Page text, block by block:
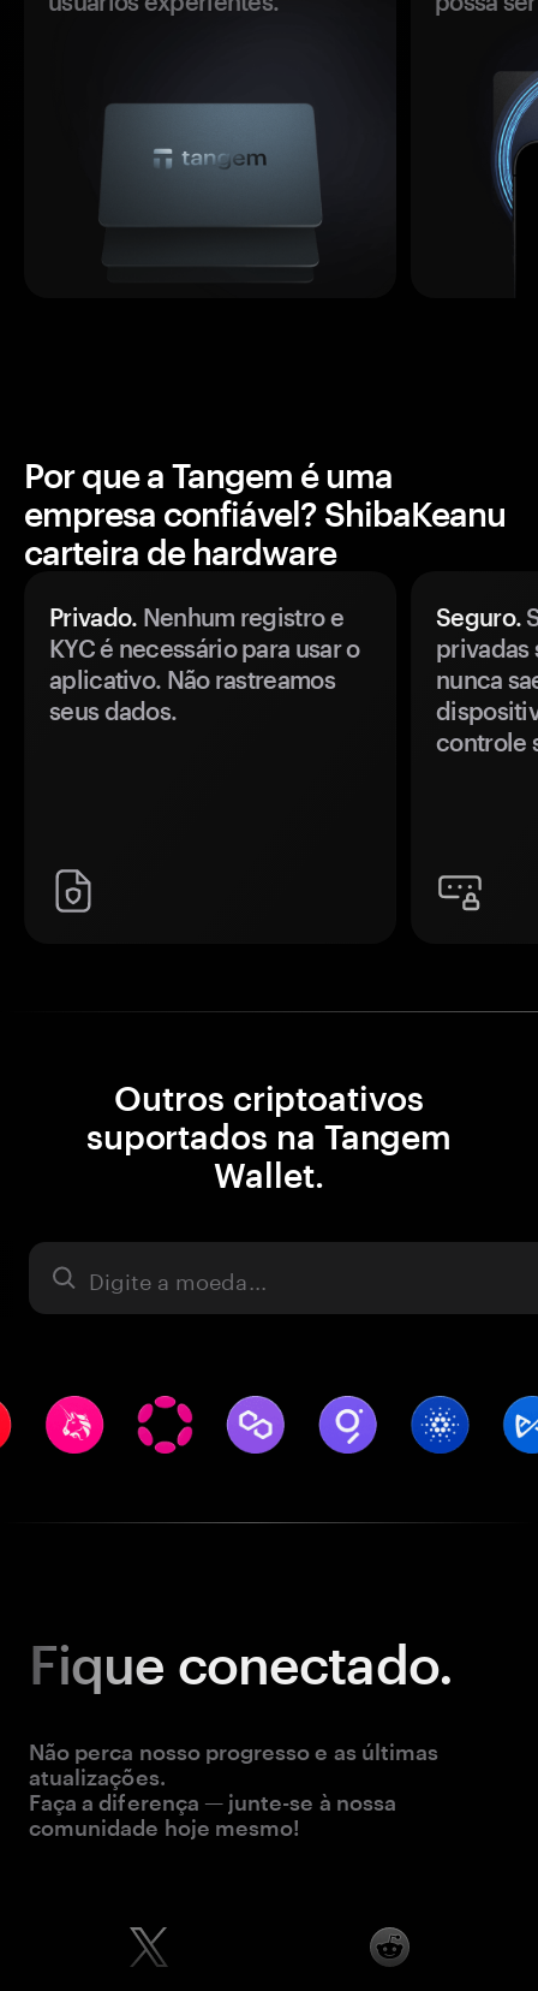
Por que a Tangem é uma
empresa confiável? ShibaKeanu
carteira de hardware
Privado. Nenhum registro e
KYC é necessário para usar o
aplicativo. Não rastreamos
seus dados.
Seguro.
privadas
nunca
controle
Outros criptoativos
suportados na Tangem
Wallet.
Ativo
Fique conectado.
Não perca nosso progresso e as últimas
atualizações.
Faça a diferença — junte-se à nossa
comunidade hoje mesmo!